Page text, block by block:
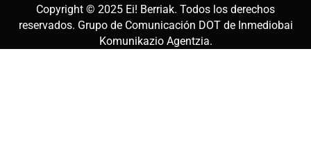
Copyright © 2025 Ei! Berriak. Todos los derechos
reservados. Grupo de Comunicación DOT de Inmediobai
Komunikazio Agentzia.